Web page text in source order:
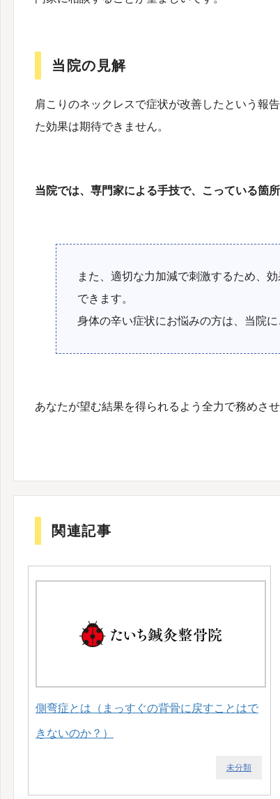
当院の見解
肩こりのネックレスで症状が改善したという報
た効果は期待できません。
当院では、専門家による手技で、こっている箇
また、適切な力加減で刺激するため、
できます。
身体の辛い症状にお悩みの方は、当院に
あなたが望む結果を得られるよう全力で務めさせ
関連記事
側弯症とは（まっすぐの背骨に戻すことはで
きないのか？）
未分類